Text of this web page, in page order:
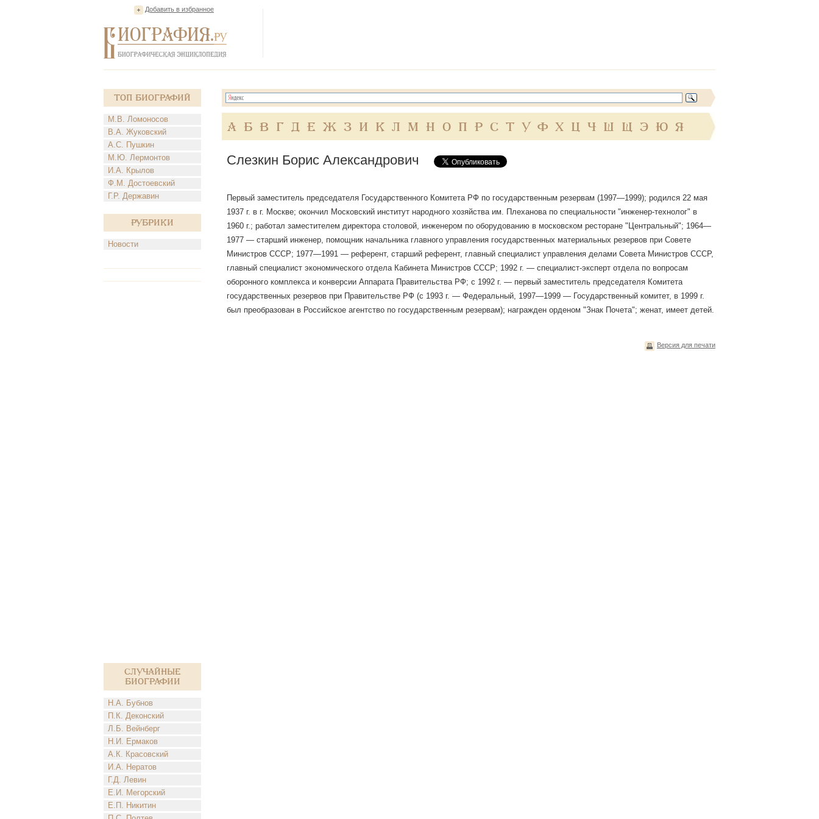
Добавить в избранное
Топ Биографий
М.В. Ломоносов
В.А. Жуковский
А.С. Пушкин
М.Ю. Лермонтов
И.А. Крылов
Ф.М. Достоевский
Г.Р. Державин
Рубрики
Новости
Случайные
биографии
Н.А. Бубнов
П.К. Деконский
Л.Б. Вейнберг
Н.И. Ермаков
А.К. Красовский
И.А. Нератов
Г.Д. Левин
Е.И. Мегорский
Е.П. Никитин
А Б В Г Д Е Ж З И К Л М Н О П Р С Т У Ф Х Ц Ч Ш Щ Э Ю Я
Слезкин Борис Александрович
Первый заместитель председателя Государственного Комитета РФ по государственным резервам (1997—1999); родился 22 мая
1937 г. в г. Москве; окончил Московский институт народного хозяйства им. Плеханова по специальности "инженер-технолог" в
1960 г.; работал заместителем директора столовой, инженером по оборудованию в московском ресторане "Центральный"; 1964—
1977 — старший инженер, помощник начальника главного управления государственных материальных резервов при Совете
Министров СССР; 1977—1991 — референт, старший референт, главный специалист управления делами Совета Министров СССР,
главный специалист экономического отдела Кабинета Министров СССР; 1992 г. — специалист-эксперт отдела по вопросам
оборонного комплекса и конверсии Аппарата Правительства РФ; с 1992 г. — первый заместитель председателя Комитета
государственных резервов при Правительстве РФ (с 1993 г. — Федеральный, 1997—1999 — Государственный комитет, в 1999 г.
был преобразован в Российское агентство по государственным резервам); награжден орденом "Знак Почета"; женат, имеет детей.
Версия для печати